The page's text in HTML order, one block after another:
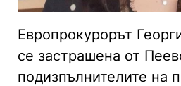
Европрокурорът
се застрашена от
подизпълнителите на